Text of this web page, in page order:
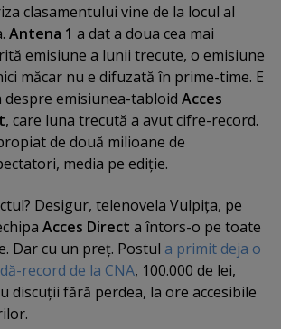
clasamentului vine de la locul al
Antena 1 a dat a doua cea mai
emisiune a lunii trecute, o emisiune
măcar nu e difuzată în prime-time. E
despre emisiunea-tabloid Acces
, care luna trecută a avut cifre-record.
de două milioane de
media pe ediţie.
Desigur, telenovela Vulpiţa, pe
Acces Direct a întors-o pe toate
Dar cu un preţ. Postul a primit deja o
record de la CNA, 100.000 de lei,
discuţii fără perdea, la ore accesibile